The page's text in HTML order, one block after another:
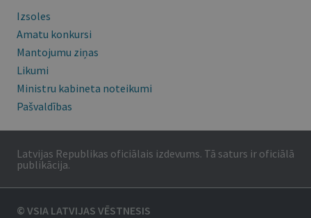
Izsoles
Amatu konkursi
Mantojumu ziņas
Likumi
Ministru kabineta noteikumi
Pašvaldības
Latvijas Republikas oficiālais izdevums. Tā saturs ir oficiālā
publikācija.
© VSIA LATVIJAS VĒSTNESIS